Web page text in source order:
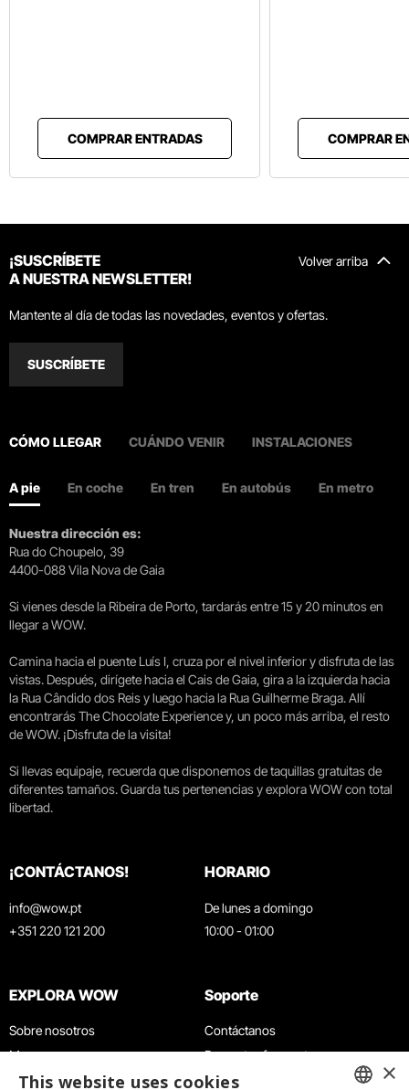
COMPRAR ENTRADAS COMPRAR
Volver arriba
¡SUSCRÍBETE
A NUESTRA NEWSLETTER!
Mantente al día de todas las novedades, eventos y ofertas.
SUSCRÍBETE
CÓMO LLEGAR CUÁNDO VENIR INSTALACIONES
A pie En coche En tren En autobús En metro
Nuestra dirección es:
Rua do Choupelo, 39
4400-088 Vila Nova de Gaia
Si vienes desde la Ribeira de Porto, tardarás entre 15 y 20 minutos en
llegar a WOW.
Camina hacia el puente Luís I, cruza por el nivel inferior y disfruta de las
vistas. Después, dirígete hacia el Cais de Gaia, gira a la izquierda hacia
la Rua Cândido dos Reis y luego hacia la Rua Guilherme Braga. Allí
encontrarás The Chocolate Experience y, un poco más arriba, el resto
de WOW. ¡Disfruta de la visita!
Si llevas equipaje, recuerda que disponemos de taquillas gratuitas de
diferentes tamaños. Guarda tus pertenencias y explora WOW con total
libertad.
¡CONTÁCTANOS!
info@wow.pt
+351 220 121 200
HORARIO
De lunes a domingo
10:00 - 01:00
EXPLORA WOW
Sobre nosotros
Museos
Agenda
Soporte
Contáctanos
Preguntas frecuentes
Términos y condiciones
×
This website uses cookies